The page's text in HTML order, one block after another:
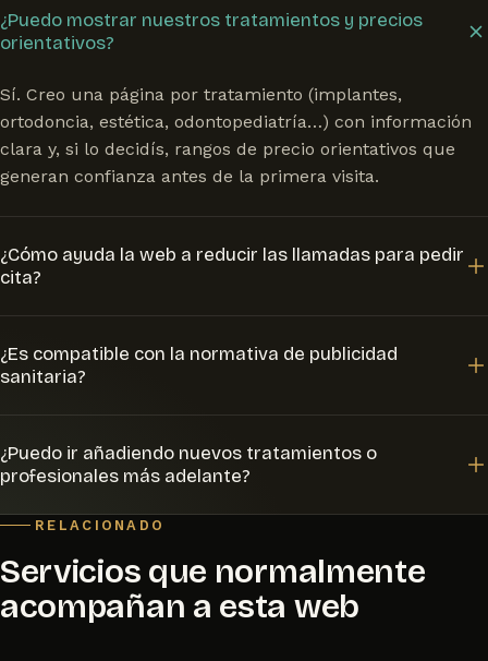
¿Puedo mostrar nuestros tratamientos y precios
orientativos?
Sí. Creo una página por tratamiento (implantes,
ortodoncia, estética, odontopediatría…) con información
clara y, si lo decidís, rangos de precio orientativos que
generan confianza antes de la primera visita.
¿Cómo ayuda la web a reducir las llamadas para pedir
cita?
las 24 horas y un botón de WhatsApp directo, muchos
pacientes prefieren escribir antes que llamar — y tu
equipo gana tiempo en recepción.
¿Es compatible con la normativa de publicidad
sanitaria?
habituales de la publicidad de servicios sanitarios: sin
promesas de resultados ni reclamos engañosos,
mostrando información veraz y verificable.
¿Puedo ir añadiendo nuevos tratamientos o
profesionales más adelante?
Sí, la web está pensada para crecer: nuevas páginas de
tratamientos, nuevos profesionales o nuevas sedes se
añaden sin rehacer el resto del sitio.
RELACIONADO
Servicios que normalmente
acompañan a esta web